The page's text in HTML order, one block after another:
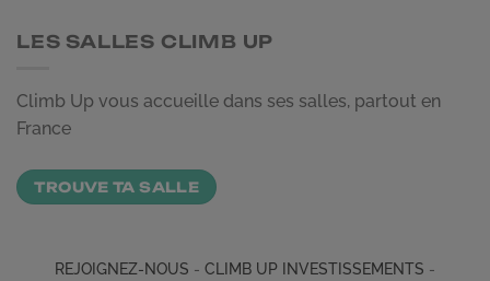
LES SALLES CLIMB UP
Climb Up vous accueille dans ses salles, partout en
France
TROUVE TA SALLE
REJOIGNEZ-NOUS - CLIMB UP INVESTISSEMENTS -